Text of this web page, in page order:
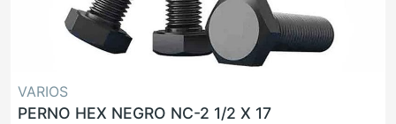
VARIOS
PERNO HEX NEGRO NC-2 1/2 X 17